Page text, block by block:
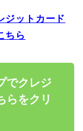
ジットカード
ちら
でクレジ
らをクリ